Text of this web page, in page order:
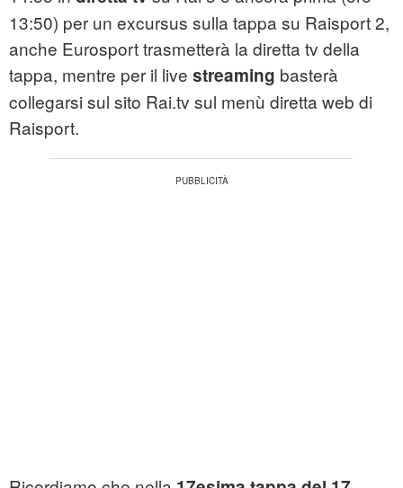
13:50) per un excursus sulla tappa su Raisport 2,
anche Eurosport trasmetterà la diretta tv della
tappa, mentre per il live streaming basterà
collegarsi sul sito Rai.tv sul menù diretta web di
Raisport.